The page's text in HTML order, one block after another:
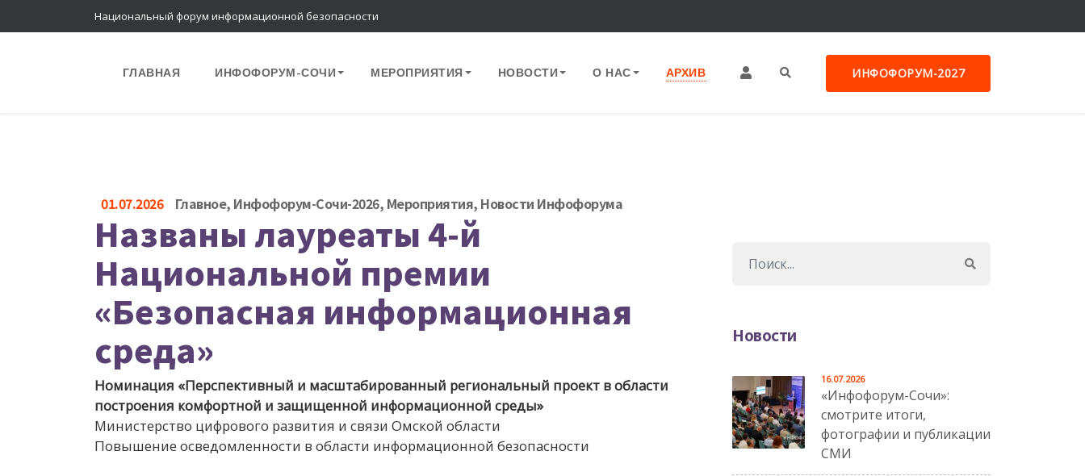
Национальный форум информационной безопасности
ГЛАВНАЯ ИНФОФОРУМ-СОЧИ МЕРОПРИЯТИЯ НОВОСТИ О НАС АРХИВ ИНФОФОРУМ-2027
01.07.2026 Главное, Инфофорум-Сочи-2026, Мероприятия, Новости Инфофорума
Названы лауреаты 4-й
Национальной премии
«Безопасная информационная
среда»
Номинация «Перспективный и масштабированный региональный проект в области
построения комфортной и защищенной информационной среды»
Министерство цифрового развития и связи Омской области
Повышение осведомленности в области информационной безопасности
Новости
«Инфофорум-Сочи»:
смотрите итоги,
фотографии и публикации
СМИ
16.07.2026